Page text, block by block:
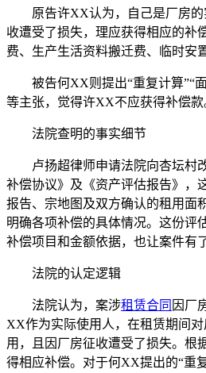
原告许XX认为，自己是厂房
收遭受了损失，理应获得相应的补
费、生产生活资料搬迁费、临时安
被告何XX则提出“重复计算”“
等主张，觉得许XX不应获得补偿款
法院查明的事实细节
卢扬超律师申请法院向杏坛村
补偿协议》及《资产评估报告》，
报告、宗地图及双方确认的租用面
明确各项补偿的具体情况。这份评
补偿项目和金额依据，也让案件有
法院的认定逻辑
法院认为，案涉租赁合同 因厂
XX作为实际使用人，在租赁期间
用，且因厂房征收遭受了损失。根
得相应补偿。对于何XX提出的“重